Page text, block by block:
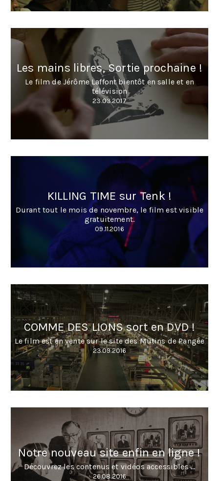
Les mains libres, Sortie prochaine !
Le film de Jérôme Laffont bientôt en salle et en
télévision
23.03.2017
KILLING TIME sur Tenk !
Durant tout le mois de novembre, le film est visible
gratuitement.
09.11.2016
COMME DES LIONS sort en DVD !
Le film est en vente sur le site des Mutins de Pangée
23.09.2016
Notre nouveau site enfin en ligne !
Découvrez les contenus et vidéos accessibles ...
26.08.2016